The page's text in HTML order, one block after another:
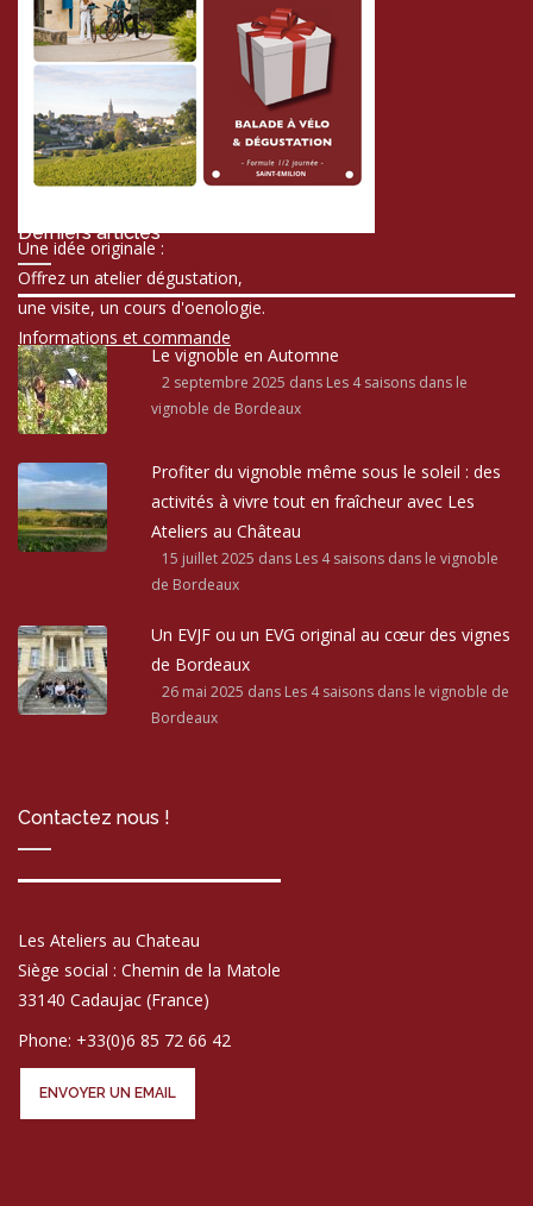
Une idée originale :
Offrez un atelier dégustation,
une visite, un cours d'oenologie.
Informations et commande
Derniers articles
Le vignoble en Automne
2 septembre 2025 dans Les 4 saisons dans le
vignoble de Bordeaux
Profiter du vignoble même sous le soleil : des
activités à vivre tout en fraîcheur avec Les
Ateliers au Château
15 juillet 2025 dans Les 4 saisons dans le vignoble
de Bordeaux
Un EVJF ou un EVG original au cœur des vignes
de Bordeaux
26 mai 2025 dans Les 4 saisons dans le vignoble de
Bordeaux
Contactez nous !
Les Ateliers au Chateau
Siège social : Chemin de la Matole
33140 Cadaujac (France)
Phone: +33(0)6 85 72 66 42
ENVOYER UN EMAIL